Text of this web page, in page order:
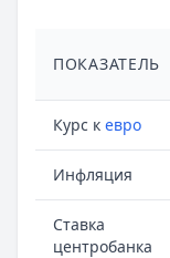
ПОКАЗАТЕЛЬ
Курс к евро
Инфляция
Ставка
центробанка